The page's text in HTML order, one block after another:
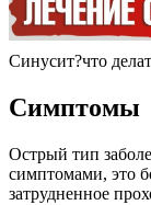
Синусит?что
Симптомы
Острый тип
симптомами, это
затрудненное